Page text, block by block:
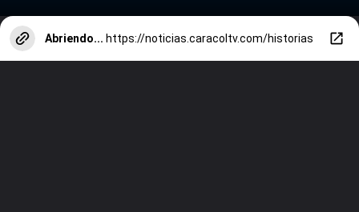
Abriendo... https://noticias.caracoltv.com/historias